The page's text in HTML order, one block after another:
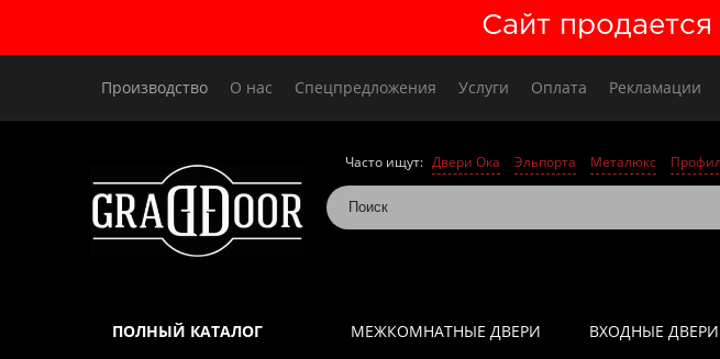
Сайт
Производство О нас Спецпредложения Услуги Оплата Рекламации
Часто ищут: Двери Ока Эльпорта Металюкс
ПОЛНЫЙ КАТАЛОГ МЕЖКОМНАТНЫЕ ДВЕРИ ВХОДНЫЕ ДВЕРИ